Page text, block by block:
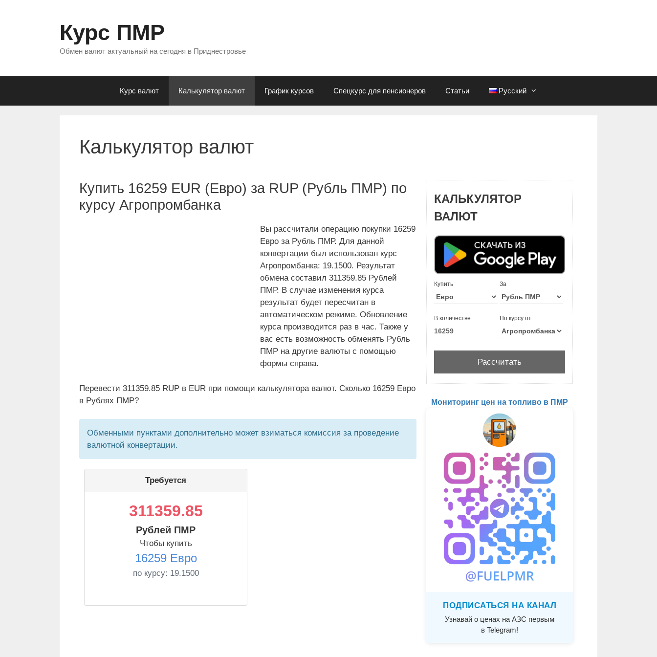
Курс ПМР
Обмен валют актуальный на сегодня в Приднестровье
Курс валют Калькулятор валют График курсов Спецкурс для пенсионеров Статьи Русский
Калькулятор валют
Купить 16259 EUR (Евро) за RUP (Рубль ПМР) по
курсу Агропромбанка
Вы рассчитали операцию покупки 16259
Евро за Рубль ПМР. Для данной
конвертации был использован курс
Агропромбанка: 19.1500. Результат
обмена составил 311359.85 Рублей
ПМР. В случае изменения курса
результат будет пересчитан в
автоматическом режиме. Обновление
курса производится раз в час. Также у
вас есть возможность обменять Рубль
ПМР на другие валюты с помощью
формы справа.
Перевести 311359.85 RUP в EUR при помощи калькулятора валют. Сколько 16259 Евро
в Рублях ПМР?
Обменными пунктами дополнительно может взиматься комиссия за проведение
валютной конвертации.
Требуется
311359.85
Рублей ПМР
Чтобы купить
16259 Евро
по курсу: 19.1500
КАЛЬКУЛЯТОР
ВАЛЮТ
Купить За
В количестве По курсу от
Мониторинг цен на топливо в ПМР
ПОДПИСАТЬСЯ НА КАНАЛ
Узнавай о ценах на АЗС первым
в Telegram!